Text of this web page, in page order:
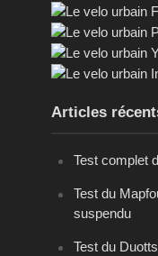
Articles
Test complet
Test du
suspendu
Test du